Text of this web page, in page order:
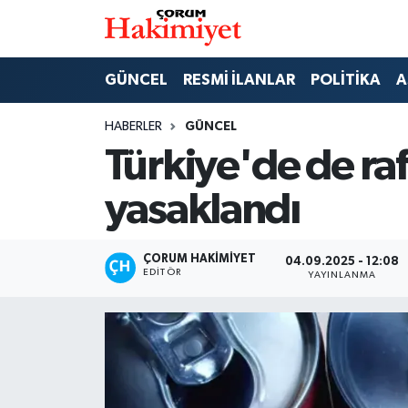
GÜNCEL RESMİ İLANLAR POLİTİKA
HABERLER GÜNCEL
Türkiye'de de
yasaklandı
ÇORUM HAKIMIYET
EDITÖR
04.09.2025 - 12:08
YAYINLANMA
EKONOMİ
Nöbetçi Eczaneler
Çorum Namaz Vakitleri
Trafik Durumu
Süper Lig Puan Durumu ve Fikstür
Son Dakika Haberleri